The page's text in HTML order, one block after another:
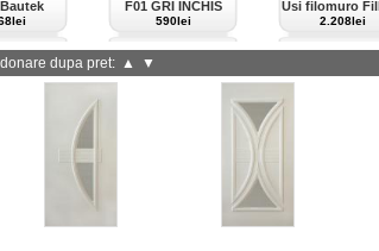
F01 GRI INCHIS
590lei
Usi filomuro
import Italia
2.208lei
dupa pret: ▲ ▼